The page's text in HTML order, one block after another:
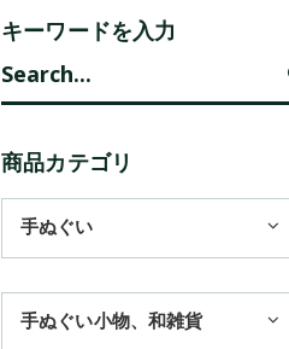
キーワードを入力
Search
商品カテゴリ
手ぬぐい
3,300円まで
手ぬぐい小物、和雑貨